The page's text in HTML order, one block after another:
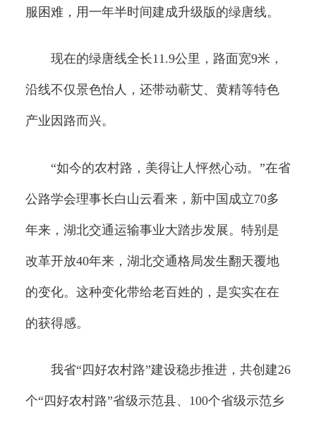
服困难，用一年半时间建成升级版的绿唐线。
现在的绿唐线全长11.9公里，路面宽9米，
沿线不仅景色怡人，还带动蕲艾、黄精等特色
产业因路而兴。
“如今的农村路，美得让人怦然心动。”在省
公路学会理事长白山云看来，新中国成立70多
年来，湖北交通运输事业大踏步发展。特别是
改革开放40年来，湖北交通格局发生翻天覆地
的变化。这种变化带给老百姓的，是实实在在
的获得感。
我省“四好农村路”建设稳步推进，共创建26
个“四好农村路”省级示范县、100个省级示范乡